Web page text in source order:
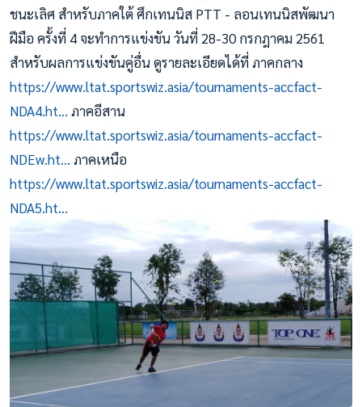
ชนะเลิศ สำหรับภาคใต้ ศึกเทนนิส PTT - ลอนเทนนิสพัฒนา
ฝีมือ ครั้งที่ 4 จะทำการแข่งขัน วันที่ 28-30 กรกฎาคม 2561
สำหรับผลการแข่งขันคู่อื่น ดูรายละเอียดได้ที่ ภาคกลาง
https://www.ltat.sportswiz.asia/tournaments-accfact-
NDA4.ht… ภาคอีสาน
https://www.ltat.sportswiz.asia/tournaments-accfact-
NDEw.ht… ภาคเหนือ
https://www.ltat.sportswiz.asia/tournaments-accfact-
NDA5.ht…